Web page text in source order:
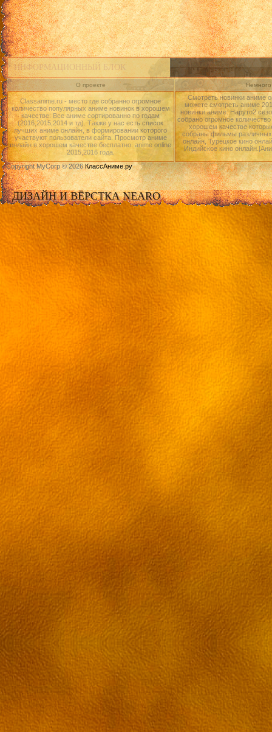
ИНФОРМАЦИОННЫЙ БЛОК
О проекте
Classanime.ru - место где собранно огромное
количество популярных аниме новинок в хорошем
качестве. Все аниме сортированно по годам
(2016,2015,2014 и тд). Также у нас есть список
лучших аниме онлайн, в формировании которого
участвуют пользователи сайта. Просмотр аниме
онлайн в хорошем качестве бесплатно. anime online
2015,2016 года.
Смотреть новинки аниме
можете смотреть аниме
новинки аниме: Наруто2
собрано огромное
хорошем качестве
собраны фильмы различных
онлайн, Турецкое кино
Индийское кино
Copyright MyCorp © 2026КлассАниме.ру
ДИЗАЙН И ВЁРСТКА NEARO